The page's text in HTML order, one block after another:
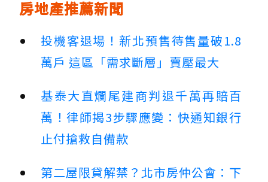
房地產推薦新聞
投機客退場！新北預售待售量破1.8
萬戶 這區「需求斷層」賣壓最大
基泰大直爛尾建商判退千萬再賠百
萬！律師揭3步驟應變：快通知銀行
止付搶救自備款
第二屋限貸解禁？北市房仲公會：下